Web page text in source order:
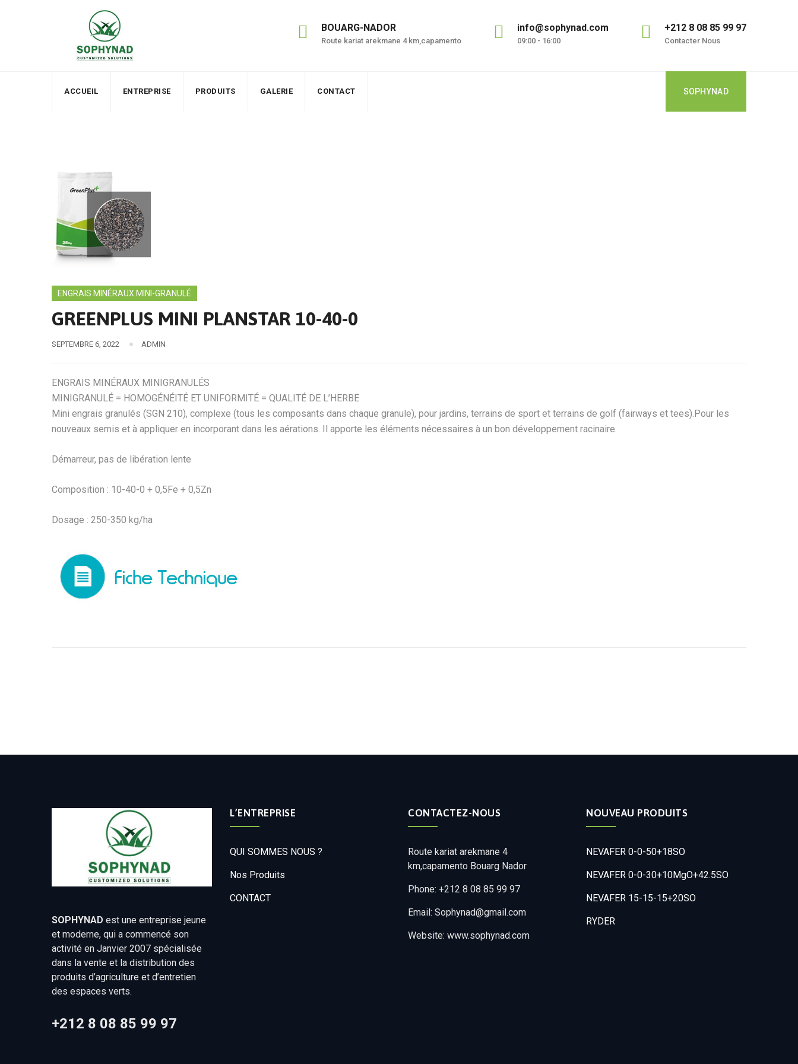
BOUARG-NADOR
Route kariat arekmane 4 km,capamento
info@sophynad.com
09:00 - 16:00
+212 8 08 85 99 97
Contacter Nous
ACCUEIL ENTREPRISE PRODUITS GALERIE CONTACT SOPHYNAD
ENGRAIS MINÉRAUX MINI-GRANULÉ
GREENPLUS MINI PLANSTAR 10-40-0
SEPTEMBRE 6, 2022 ADMIN
ENGRAIS MINÉRAUX MINIGRANULÉS
MINIGRANULÉ = HOMOGÉNÉITÉ ET UNIFORMITÉ = QUALITÉ DE L’HERBE
Mini engrais granulés (SGN 210), complexe (tous les composants dans chaque granule), pour jardins, terrains de sport et terrains de golf (fairways et tees).Pour les
nouveaux semis et à appliquer en incorporant dans les aérations. Il apporte les éléments nécessaires à un bon développement racinaire.
Démarreur, pas de libération lente
Composition : 10-40-0 + 0,5Fe + 0,5Zn
Dosage : 250-350 kg/ha
SOPHYNAD est une entreprise jeune
et moderne, qui a commencé son
activité en Janvier 2007 spécialisée
dans la vente et la distribution des
produits d’agriculture et d’entretien
des espaces verts.
+212 8 08 85 99 97
L’ENTREPRISE
QUI SOMMES NOUS ?
Nos Produits
CONTACT
CONTACTEZ-NOUS
Route kariat arekmane 4
km,capamento Bouarg Nador
Phone: +212 8 08 85 99 97
Email: Sophynad@gmail.com
Website: www.sophynad.com
NOUVEAU PRODUITS
NEVAFER 0-0-50+18SO
NEVAFER 0-0-30+10MgO+42.5SO
NEVAFER 15-15-15+20SO
RYDER